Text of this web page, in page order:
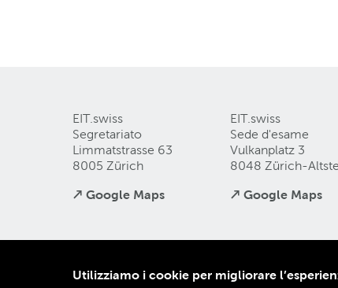
EIT.swiss
Segretariato
Limmatstrasse 63
8005 Zürich
↗ Google Maps
EIT.swiss
Sede d'esame
Vulkanplatz 3
8048 Zürich-
↗ Google Maps
Colophon
CG
Utilizziamo i cookie per migliorare